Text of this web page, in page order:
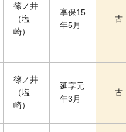
篠ノ井
（塩
崎）
享保15
年5月
古
篠ノ井
（塩
崎）
延享元
年3月
古